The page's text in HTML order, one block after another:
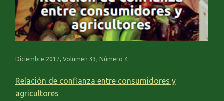
Diciembre 2017, Volumen 33, Número 4
Relación de confianza entre consumidores y
agricultores